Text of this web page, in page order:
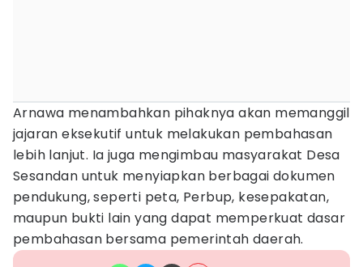
Arnawa menambahkan pihaknya akan memanggil
jajaran eksekutif untuk melakukan pembahasan
lebih lanjut. Ia juga mengimbau masyarakat Desa
Sesandan untuk menyiapkan berbagai dokumen
pendukung, seperti peta, Perbup, kesepakatan,
maupun bukti lain yang dapat memperkuat dasar
pembahasan bersama pemerintah daerah.